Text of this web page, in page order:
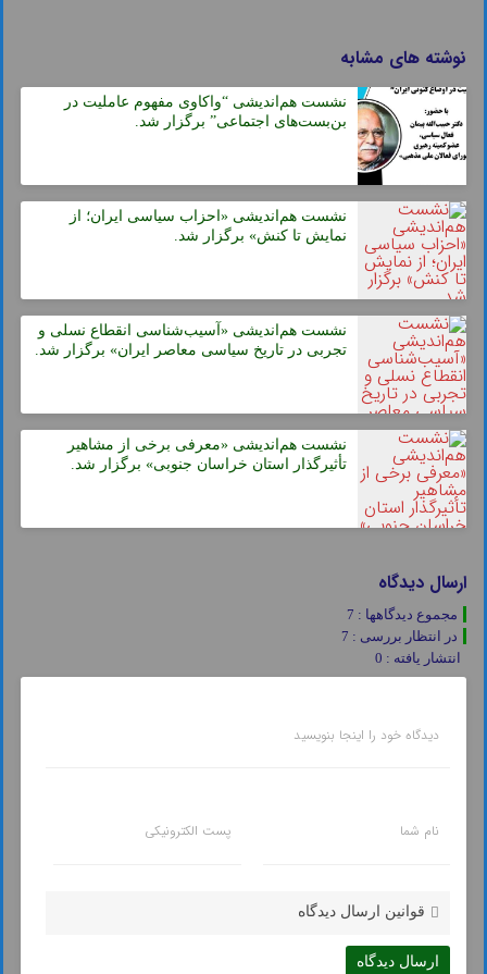
نوشته های مشابه
نشست هم‌اندیشی “واکاوی مفهوم عاملیت در
بن‌بست‌های اجتماعی” برگزار شد.
نشست هم‌اندیشی «احزاب سیاسی ایران؛ از
نمایش تا کنش» برگزار شد.
نشست هم‌اندیشی «آسیب‌شناسی انقطاع نسلی و
تجربی در تاریخ سیاسی معاصر ایران» برگزار شد.
نشست هم‌اندیشی «معرفی برخی از مشاهیر
تأثیرگذار استان خراسان جنوبی» برگزار شد.
ارسال دیدگاه
مجموع دیدگاهها : 7
در انتظار بررسی : 7
انتشار یافته : 0
دیدگاه خود را اینجا بنویسید
نام شما پست الکترونیکی
قوانین ارسال دیدگاه